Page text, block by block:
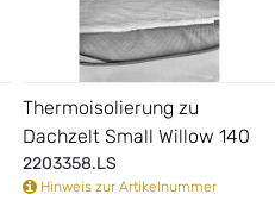
Thermoisolierung zu
Dachzelt Small Willow 140
2203358.LS
Hinweis zur Artikelnummer